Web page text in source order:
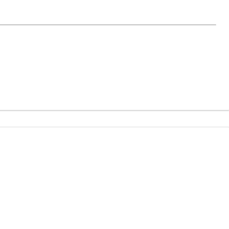
le syndicat des copropriétaires ne fait pas l'objet d'une